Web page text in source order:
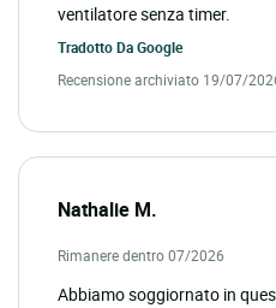
ventilatore senza timer.
Tradotto DaGoogle
Recensione archiviato 19/07/
Nathalie M.
Rimanere dentro 07/2026
Abbiamo soggiornato in